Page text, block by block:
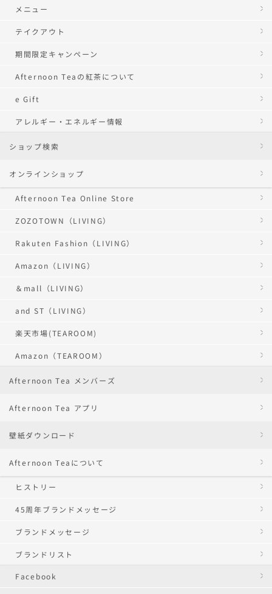
メニュー
テイクアウト
期間限定キャンペーン
Afternoon Teaの紅茶について
e Gift
アレルギー・エネルギー情報
ショップ検索
オンラインショップ
Afternoon Tea Online Store
ZOZOTOWN（LIVING）
Rakuten Fashion（LIVING）
Amazon（LIVING）
＆mall（LIVING）
and ST（LIVING）
楽天市場(TEAROOM)
Amazon（TEAROOM）
Afternoon Tea メンバーズ
Afternoon Tea アプリ
壁紙ダウンロード
Afternoon Teaについて
ヒストリー
45周年ブランドメッセージ
ブランドメッセージ
ブランドリスト
Facebook